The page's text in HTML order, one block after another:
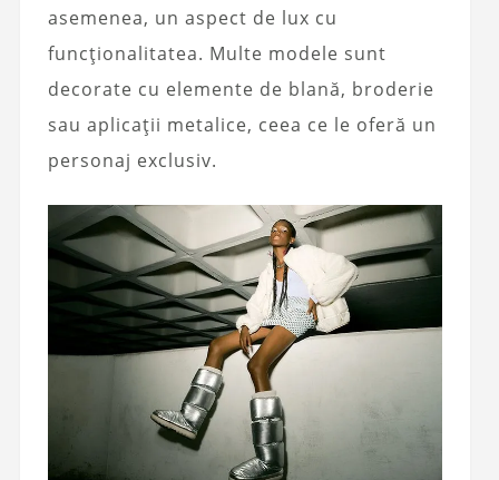
asemenea, un aspect de lux cu
funcționalitatea. Multe modele sunt
decorate cu elemente de blană, broderie
sau aplicații metalice, ceea ce le oferă un
personaj exclusiv.